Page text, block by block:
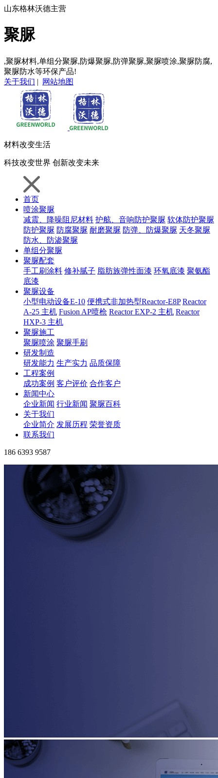
山东格林沃德主营
聚脲
,聚脲材料,单组分聚脲,防爆聚脲,防弹聚脲,聚脲喷涂,聚脲防腐,
聚脲防水等环保产品!
关于我们 | 网站地图
材料改变生活
科技改变世界 创新改变未来
首页
喷涂聚脲
减震、降噪阻尼材料 护舷、音响防护聚脲 软体防护聚脲
防护聚脲 防腐聚脲 耐磨聚脲 防弹、防爆聚脲 天冬聚脲
防水、防渗聚脲
单组分聚脲
聚脲配套
手工刷涂料 修补腻子 脂肪族弹性面漆 环氧底漆 聚氨酯
底漆
聚脲设备
小型电动设备E-10 便携式非加热型Reactor-E8P Reactor
A-25 主机 Fusion AP喷枪 Reactor EXP-2 主机 Reactor
HXP-3 主机
聚脲施工
聚脲喷涂 聚脲手刷
研发制造
研发能力 生产实力 品质保障
工程案例
成功案例 客户评价 合作客户
新闻中心
企业新闻 行业新闻 聚脲百科
关于我们
企业简介 发展历程 荣誉资质
联系我们
186 6393 9587